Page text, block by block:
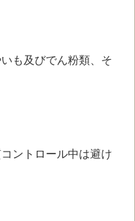
いも及びでん粉類、 そ
ントロール中は避け